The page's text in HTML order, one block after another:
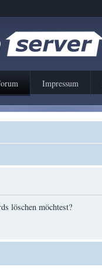
Impressum
löschen möchtest?